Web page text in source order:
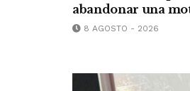
abandonar una
8 AGOSTO - 2026